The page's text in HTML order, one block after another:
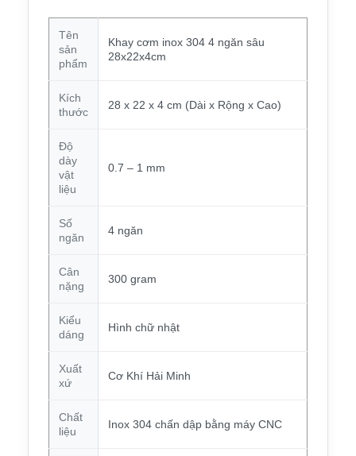
Tên
sản
phẩm
Khay cơm inox 304 4 ngăn sâu
28x22x4cm
Kích
thước
28 x 22 x 4 cm (Dài x Rộng x Cao)
Độ
dày
vật
liệu
0.7 – 1 mm
Số
ngăn
4 ngăn
Cân
nặng
300 gram
Kiểu
dáng
Hình chữ nhật
Xuất
xứ
Cơ Khí Hải Minh
Chất
liệu
Inox 304 chấn dập bằng máy CNC